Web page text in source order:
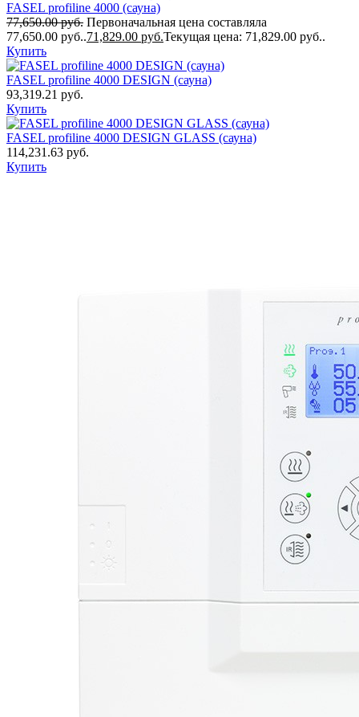
FASEL profiline 4000 (сауна)
77,650.00руб. Первоначальная цена составляла
77,650.00 руб..71,829.00 руб.Текущая цена: 71,829.00 руб..
Купить
FASEL profiline 4000 DESIGN (сауна)
93,319.21 руб.
Купить
FASEL profiline 4000 DESIGN GLASS (сауна)
114,231.63 руб.
Купить